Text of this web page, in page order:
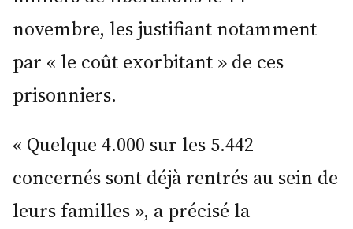
novembre, les justifiant notamment
par « le coût exorbitant » de ces
prisonniers.
« Quelque 4.000 sur les 5.442
concernés sont déjà rentrés au sein de
leurs familles », a précisé la